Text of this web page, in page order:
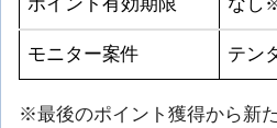
ポイント有効期限 なし
モニター案件 テン
※最後のポイント獲得から新